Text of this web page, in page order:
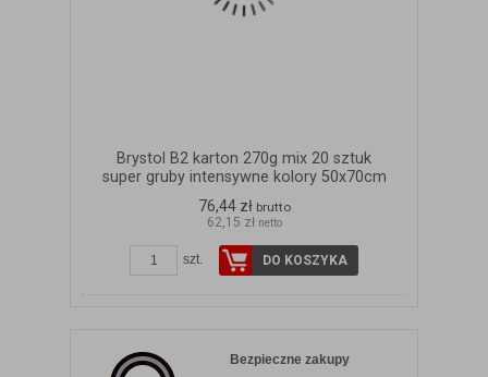
Brystol B2 karton 270g mix 20 sztuk
super gruby intensywne kolory 50x70cm
76,44 zł brutto
62,15 zł netto
szt. DO KOSZYKA
Bezpieczne zakupy